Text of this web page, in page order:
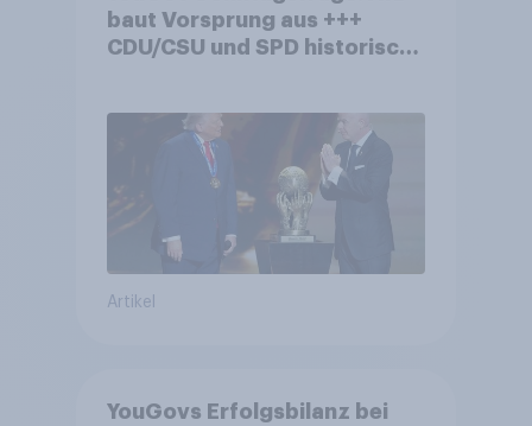
baut Vorsprung aus +++
CDU/CSU und SPD historisch
Fußball-WM ohne Politik
Artikel
YouGovs Erfolgsbilanz bei